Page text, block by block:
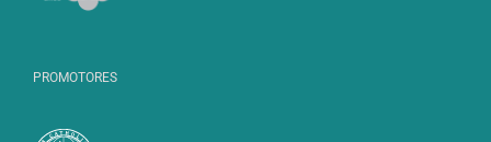
PROMOTORES